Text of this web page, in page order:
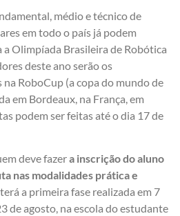
médio e técnico de
em todo o país já podem
a Olimpíada Brasileira de Robótica
deste ano serão os
RoboCup (a copa do mundo de
em Bordeaux, na França, em
podem ser feitas até o dia 17 de
deve fazera inscrição do aluno
nas modalidades prática e
a primeira fase realizada em 7
de agosto, na escola do estudante